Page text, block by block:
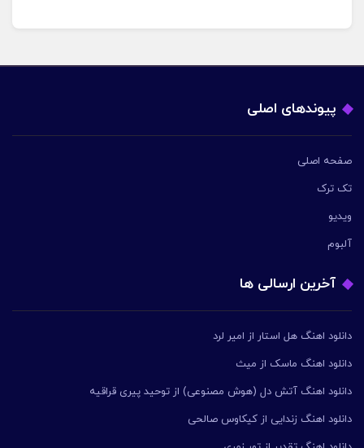
پیوندهای اصلی
صفحه اصلی
تک ترک
ویدیو
آلبوم
آخرین ارسالی ها
دانلود اهنگ هل استار از امیر لرد
دانلود اهنگ ماسک از میث
دانلود اهنگ آتش دل (هوش مصنوعی) از توحید پیری قراقیه
دانلود اهنگ زندایی از کیکاوس صالحی